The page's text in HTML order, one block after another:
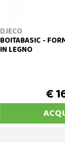
DJECO
BOITABASIC -
IN LEGNO
€